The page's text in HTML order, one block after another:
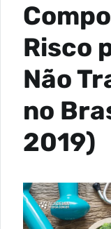
Risco
Não
no
2019)